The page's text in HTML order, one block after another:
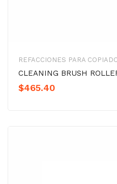
REFACCIONES PARA
CLEANING BRUSH
$465.40